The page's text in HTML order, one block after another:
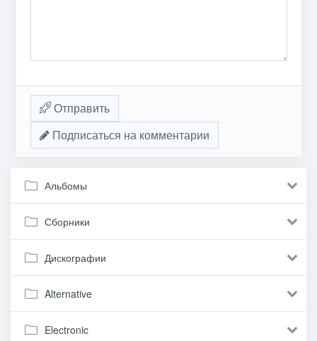
Отправить
Подписаться на комментарии
Альбомы
Сборники
Дискографии
Alternative
Electronic